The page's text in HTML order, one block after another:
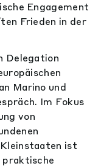
Engagement
Frieden in der
Delegation
Marino und
Im Fokus
von
ist
praktische